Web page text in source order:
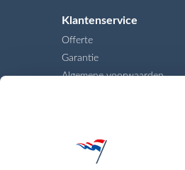
Klantenservice
Offerte
Garantie
Algemene voorwaarden